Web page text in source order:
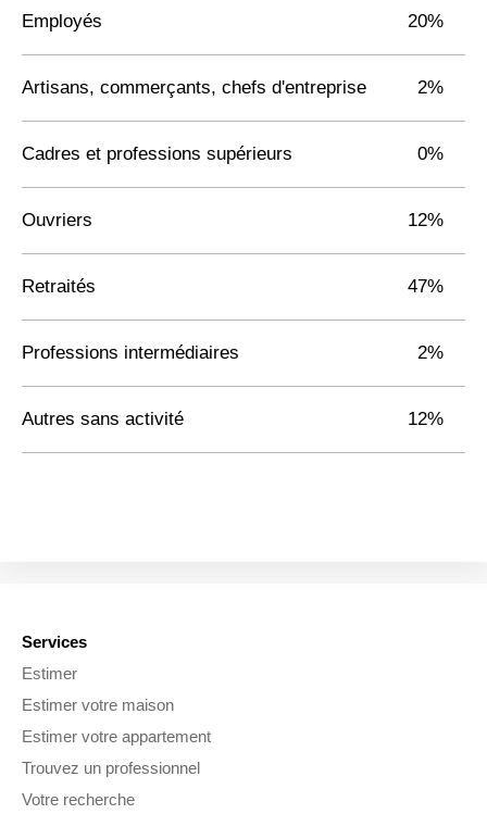
Employés 20%
Artisans, commerçants, chefs d'entreprise 2%
Cadres et professions supérieurs 0%
Ouvriers 12%
Retraités 47%
Professions intermédiaires 2%
Autres sans activité 12%
Services
Estimer
Estimer votre maison
Estimer votre appartement
Trouvez un professionnel
Votre recherche